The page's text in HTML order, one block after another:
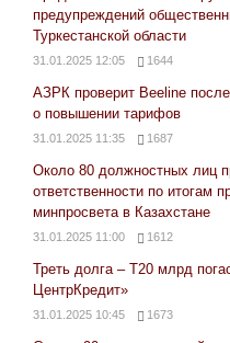
предупреждений
Туркестанской области
31.01.2025 12:05 1644
АЗРК проверит Beeline
о повышении тарифов
31.01.2025 11:35 1687
Около 80 должностных лиц
ответственности по итогам
минпросвета в Казахстане
31.01.2025 11:00 1612
Треть долга – Т20 млрд
ЦентрКредит»
31.01.2025 10:45 1673